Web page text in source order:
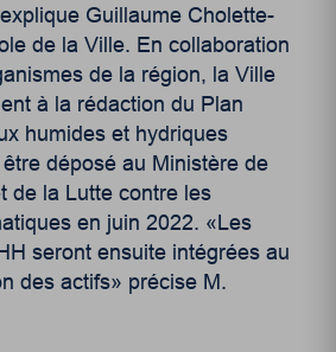
Guillaume Cholette-
de la Ville. En collaboration
de la région, laVille
à la rédaction du Plan
humides et hydriques
déposé au Ministère de
de la Lutte contre les
en juin 2022. «Les
seront ensuite intégrées au
des actifs» précise M.